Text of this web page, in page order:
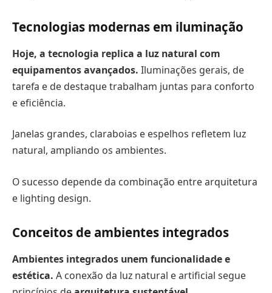
Tecnologias modernas em iluminação
Hoje, a tecnologia replica a luz natural com
equipamentos avançados. Iluminações gerais, de
tarefa e de destaque trabalham juntas para conforto
e eficiência.
Janelas grandes, claraboias e espelhos refletem luz
natural, ampliando os ambientes.
O sucesso depende da combinação entre arquitetura
e lighting design.
Conceitos de ambientes integrados
Ambientes integrados unem funcionalidade e
estética. A conexão da luz natural e artificial segue